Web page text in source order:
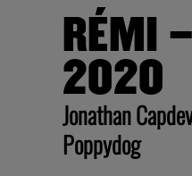
RÉMI
2020
Jonathan
Poppydog